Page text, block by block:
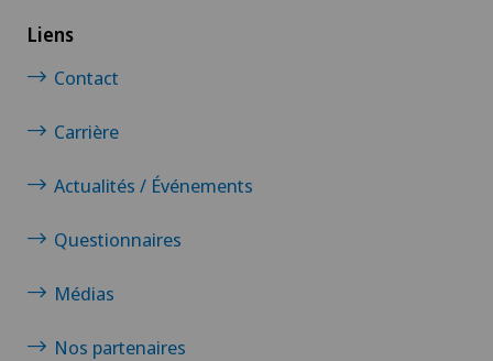
Liens
Contact
Carrière
Actualités / Événements
Questionnaires
Médias
Nos partenaires